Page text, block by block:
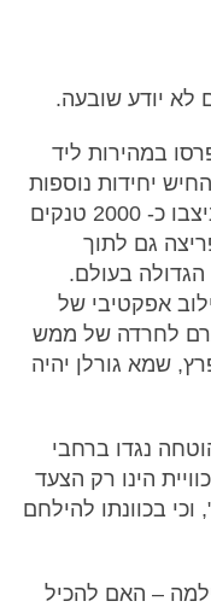
לא יודע שובעה.
במהירות ליד
יחידות נוספות
מעיראק לתוך כוויית. תוך זמן קצר ניצבו כ- 2000 טנקים
גם לתוך
הגדולה בעולם.
אפקטיבי של
גרם לחרדה של ממש
שמא גורלן יהיה
נגדו ברחבי
הינו רק הצעד
בכוונתו להילחם
– האם להכיל